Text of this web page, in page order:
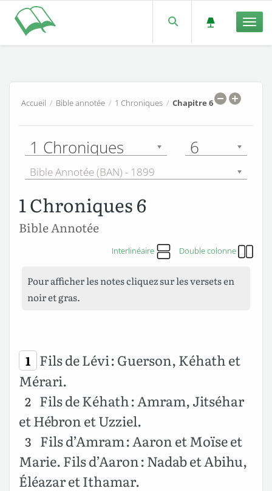
Accueil / Bible annotée / 1 Chroniques /Chapitre 6
1 Chroniques 6
Bible Annotée (BAN) - 1899
1 Chroniques 6
Bible Annotée
Interlinéaire Double colonne
Pour afficher les notes cliquez sur les versets en
noir et gras.
1 Fils de Lévi : Guerson, Kéhath et
Mérari.
2 Fils de Kéhath : Amram, Jitséhar
et Hébron et Uzziel.
3 Fils d’Amram : Aaron et Moïse et
Marie. Fils d’Aaron : Nadab et Abihu,
Éléazar et Ithamar.